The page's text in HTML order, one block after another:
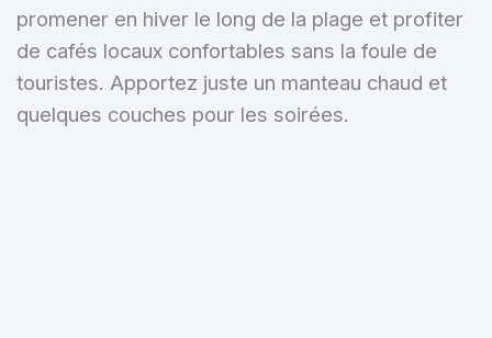
promener en hiver le long de la plage et profiter
de cafés locaux confortables sans la foule de
touristes. Apportez juste un manteau chaud et
quelques couches pour les soirées.